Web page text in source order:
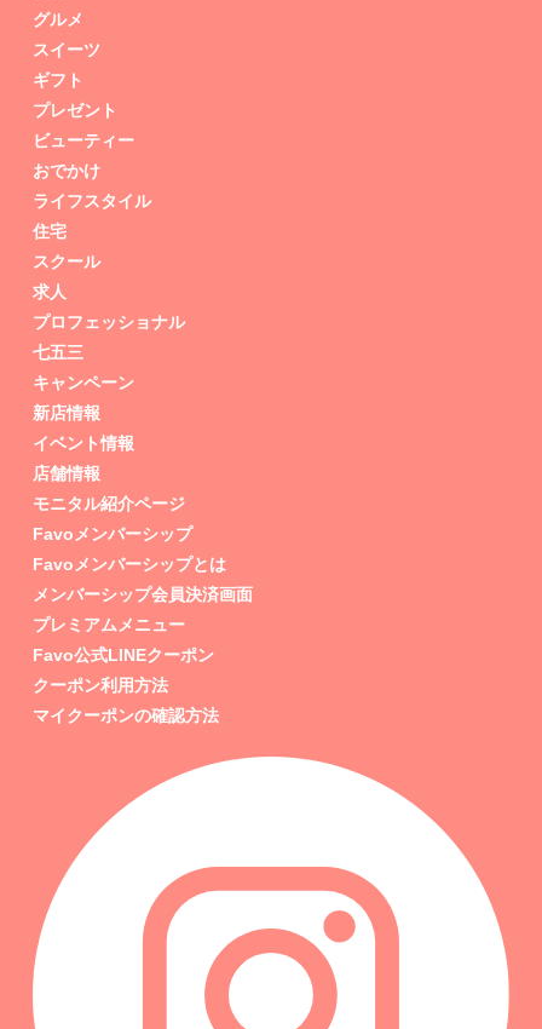
グルメ
スイーツ
ギフト
プレゼント
ビューティー
おでかけ
ライフスタイル
住宅
スクール
求人
プロフェッショナル
七五三
キャンペーン
新店情報
イベント情報
店舗情報
モニタル紹介ページ
Favoメンバーシップ
Favoメンバーシップとは
メンバーシップ会員決済画面
プレミアムメニュー
Favo公式LINEクーポン
クーポン利用方法
マイクーポンの確認方法